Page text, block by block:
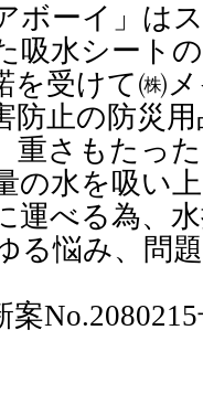
ボーイ」は
吸水シート
を受けて㈱
防止の防災
重さもたっ
の水を吸い
運べる為、
る悩み、問
案